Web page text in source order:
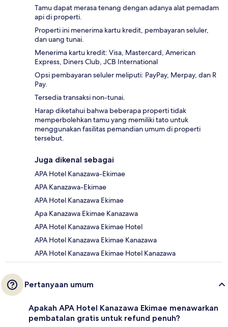
Tamu dapat merasa tenang dengan adanya alat pemadam
api di properti.
Properti ini menerima kartu kredit, pembayaran seluler,
dan uang tunai.
Menerima kartu kredit: Visa, Mastercard, American
Express, Diners Club, JCB International
Opsi pembayaran seluler meliputi: PayPay, Merpay, dan R
Pay.
Tersedia transaksi non-tunai.
Harap diketahui bahwa beberapa properti tidak
memperbolehkan tamu yang memiliki tato untuk
menggunakan fasilitas pemandian umum di properti
tersebut.
Juga dikenal sebagai
APA Hotel Kanazawa-Ekimae
APA Kanazawa-Ekimae
APA Hotel Kanazawa Ekimae
Apa Kanazawa Ekimae Kanazawa
APA Hotel Kanazawa Ekimae Hotel
APA Hotel Kanazawa Ekimae Kanazawa
APA Hotel Kanazawa Ekimae Hotel Kanazawa
Pertanyaan umum
Apakah APA Hotel Kanazawa Ekimae menawarkan
pembatalan gratis untuk refund penuh?